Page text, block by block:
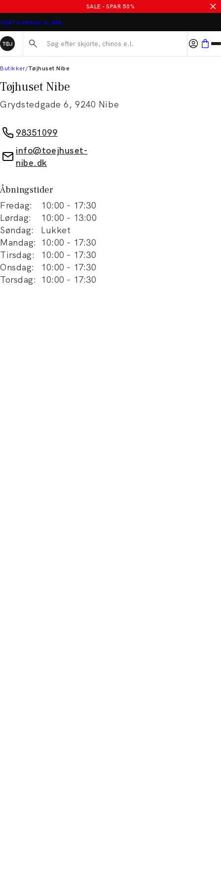
SALE - SPAR 50%
GRATIS FRAGT V/ 499,-
Søg her...
Butikker Tøjhuset Nibe
Tøjhuset Nibe
Grydstedgade 6, 9240 Nibe
98351099
info@toejhuset-
nibe.dk
Åbningstider
Fredag: 10:00 - 17:30
Lørdag: 10:00 - 13:00
Søndag:
Lukket
Mandag: 10:00 - 17:30
Tirsdag: 10:00 - 17:30
Onsdag: 10:00 - 17:30
Torsdag: 10:00 - 17:30